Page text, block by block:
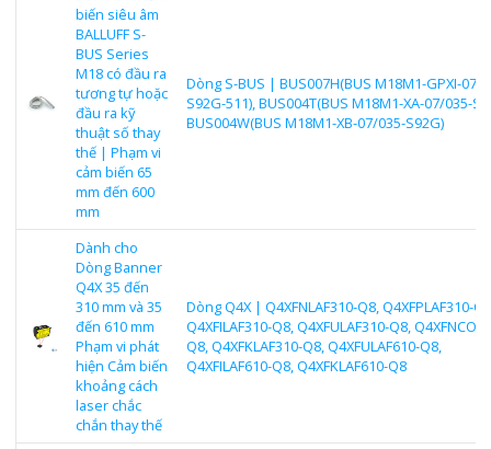
biến siêu âm
BALLUFF S-
BUS Series
M18 có đầu ra
tương tự hoặc
đầu ra kỹ
thuật số thay
thế | Phạm vi
cảm biến 65
mm đến 600
mm
Dòng S-BUS | BUS007H(BUS M18M1-GPXI-07/
S92G-511), BUS004T(BUS M18M1-XA-07/035-
BUS004W(BUS M18M1-XB-07/035-S92G)
Dành cho
Dòng Banner
Q4X 35 đến
310 mm và 35
đến 610 mm
Phạm vi phát
hiện Cảm biến
khoảng cách
laser chắc
chắn thay thế
Dòng Q4X | Q4XFNLAF310-Q8, Q4XFPLAF310-
Q4XFILAF310-Q8, Q4XFULAF310-Q8,
Q8, Q4XFKLAF310-Q8, Q4XFULAF610-Q8,
Q4XFILAF610-Q8, Q4XFKLAF610-Q8